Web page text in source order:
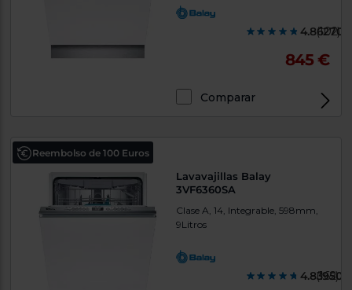
(102)
845 €
Comparar
Reembolso de 100 Euros
Lavavajillas Balay
3VF6360SA
Clase A, 14, Integrable, 598mm,
9Litros
(162)